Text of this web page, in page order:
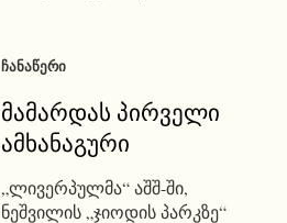
ᲩᲐᲜᲐᲬᲔᲠᲘ
მამარდას პირველი
ამხანაგური
„ლივერპულმა“ აშშ-ში,
ნეშვილის „ჯიოდის პარკზე“